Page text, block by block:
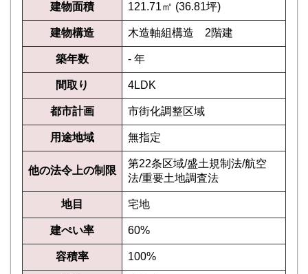
建物面積 121.71㎡ (36.81坪)
建物構造 木造軸組構造 2階建
築年数 - 年
間取り 4LDK
都市計画 市街化調整区域
用途地域 無指定
他の法令上の制限
第22条区域/盛土規制法/航空
法/重要土地調査法
地目 宅地
建ぺい率 60%
容積率 100%